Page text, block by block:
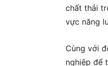
chất thải
vực năng
Cùng với
nghiệp để